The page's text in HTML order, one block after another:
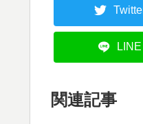
LINE
関連記事